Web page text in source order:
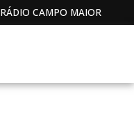
RÁDIO CAMPO MAIOR